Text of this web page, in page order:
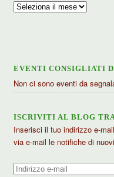
Archivio
EVENTI CONSIGLIATI
Non ci sono eventi da
ISCRIVITI AL BLOG
Inserisci il tuo indirizzo e-
via e-mail le notifiche di
Indirizzo